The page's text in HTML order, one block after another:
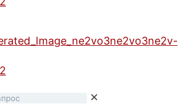
✕